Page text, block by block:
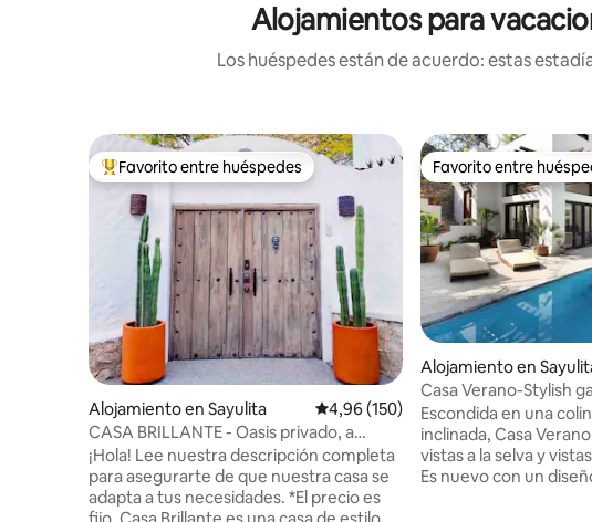
Alojamientos para
Los huéspedes están de acuerdo: estas
Favorito entre los huéspedes más destacados
Favorito entre huéspedes
Alojamiento en Sayulita Calificación promedio: 4,96 de 5.
4,96 (150)
CASA BRILLANTE - Oasis privado, a
manzana de la plaza
¡Hola! Lee nuestra descripción completa
para asegurarte de que nuestra casa se
adapta a tus necesidades. *El precio es
Favorito entre
Favorito entre
Alojamiento en
Casa Verano-Stylish
lado norte
Escondida en una
inclinada, Casa
vistas a la selva y
Es nuevo con un